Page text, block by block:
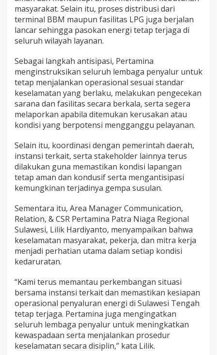
l
P
e
n
l
u
r
a
n
E
n
e
g
i
T
e
t
a
B
e
r
j
a
l
a
s
c
G
e
m
p
a
masyarakat. Selain itu, proses distribusi dari
terminal BBM maupun fasilitas LPG juga berjalan
lancar sehingga pasokan energi tetap terjaga di
seluruh wilayah layanan.
Sebagai langkah antisipasi, Pertamina
menginstruksikan seluruh lembaga penyalur untuk
tetap menjalankan operasional sesuai standar
keselamatan yang berlaku, melakukan pengecekan
sarana dan fasilitas secara berkala, serta segera
melaporkan apabila ditemukan kerusakan atau
kondisi yang berpotensi mengganggu pelayanan.
Selain itu, koordinasi dengan pemerintah daerah,
instansi terkait, serta stakeholder lainnya terus
dilakukan guna memastikan kondisi lapangan
tetap aman dan kondusif serta mengantisipasi
kemungkinan terjadinya gempa susulan.
Sementara itu, Area Manager Communication,
Relation, & CSR Pertamina Patra Niaga Regional
Sulawesi, Lilik Hardiyanto, menyampaikan bahwa
keselamatan masyarakat, pekerja, dan mitra kerja
menjadi perhatian utama dalam setiap kondisi
kedaruratan.
“Kami terus memantau perkembangan situasi
bersama instansi terkait dan memastikan kesiapan
operasional penyaluran energi di Sulawesi Tengah
tetap terjaga. Pertamina juga mengingatkan
seluruh lembaga penyalur untuk meningkatkan
kewaspadaan serta menjalankan prosedur
keselamatan secara disiplin,” kata Lilik.